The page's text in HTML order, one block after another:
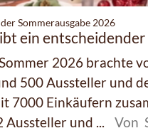
Sommerausgabe 2026
ein entscheidender
2026 brachte
500 Aussteller und
7000 Einkäufern
Aussteller und ...
Von